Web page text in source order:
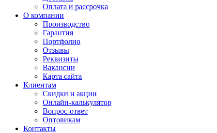
Оплата и рассрочка
О компании
Производство
Гарантия
Портфолио
Отзывы
Реквизиты
Вакансии
Карта сайта
Клиентам
Скидки и акции
Онлайн-калькулятор
Вопрос-ответ
Оптовикам
Контакты